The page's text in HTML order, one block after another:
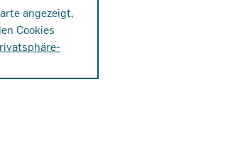
angezeigt,
Cookies